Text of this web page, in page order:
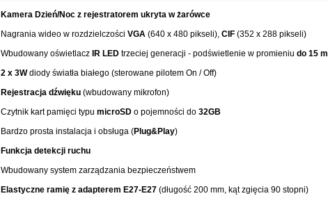
Kamera Dzień/Noc z rejestratorem ukryta w żarówce
Nagrania wideo w rozdzielczości VGA(640 x 480 pikseli), CIF(352 x 288 pikseli)
Wbudowany oświetlacz IR LEDtrzeciej generacji - podświetlenie w promieniu do 15 m
2 x 3Wdiody światła białego (sterowane pilotem On / Off)
Rejestracja dźwięku(wbudowany mikrofon)
Czytnik kart pamięci typu microSD o pojemności do 32GB
Bardzo prosta instalacja i obsługa (Plug&Play)
Funkcja detekcji ruchu
Wbudowany system zarządzania bezpieczeństwem
Elastyczne ramię z adapterem E27-E27(długość 200 mm, kąt zgięcia 90 stopni)